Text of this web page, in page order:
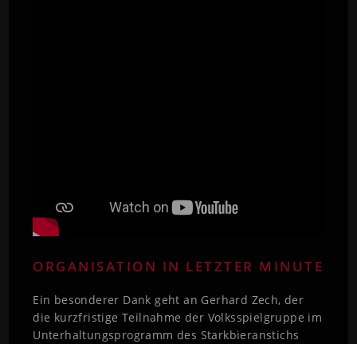
ORGANISATION IN LETZTER MINUTE
Ein besonderer Dank geht an Gerhard Zech, der
die kurzfristige Teilnahme der Volksspielgruppe im
Unterhaltungsprogramm des Starkbieranstichs